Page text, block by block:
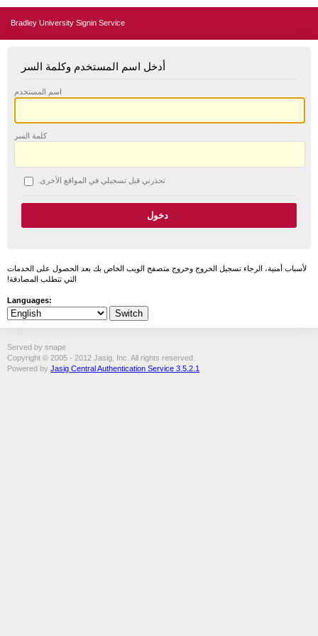
Bradley University Signin Service
أدخل اسم المستخدم وكلمة السر
اسم المستخدم
كلمة السر
تحذرني قبل تسجيلي في المواقع الأخرى.
لأسباب أمنية، الرجاء تسجيل الخروج وخروج متصفح الويب الخاص بك بعد الحصول على الخدمات
التي تتطلب المصادقة!
Languages:
Served by snape
Copyright © 2005 - 2012 Jasig, Inc. All rights reserved.
Powered by Jasig Central Authentication Service 3.5.2.1